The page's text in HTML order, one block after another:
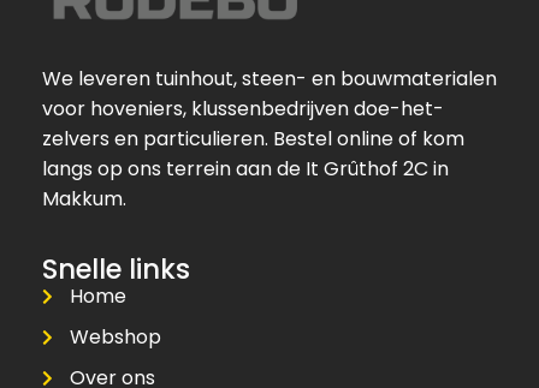
We leveren tuinhout, steen- en bouwmaterialen
voor hoveniers, klussenbedrijven doe-het-
zelvers en particulieren. Bestel online of kom
langs op ons terrein aan de It Grûthof 2C in
Makkum.
Snelle links
Home
Webshop
Over ons